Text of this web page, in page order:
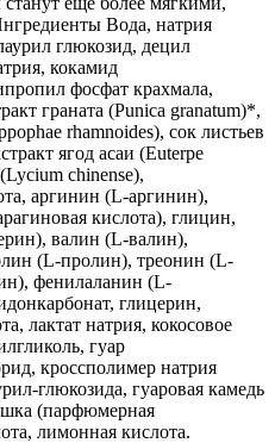
Вода, натрия
глюкозид, децил
кокамид
фосфат крахмала,
граната (Punica granatum)*,
rhamnoides), сок листьев
ягод асаи (Euterpe
chinense),
аргинин (L-аргинин),
кислота), глицин,
валин (L-валин),
(L-пролин), треонин (L-
фенилаланин (L-
глицерин,
лактат натрия, кокосовое
гуар
кроссполимер натрия
глюкозида, гуаровая камедь
(парфюмерная
лимонная кислота.